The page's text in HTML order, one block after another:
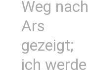
Weg nach
Ars
gezeigt;
ich werde